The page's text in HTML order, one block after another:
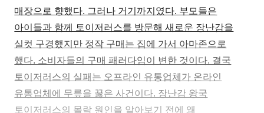
매장으로 향했다. 그러나 거기까지였다. 부모들은
아이들과 함께 토이저러스를 방문해 새로운 장난감을
실컷 구경했지만 정작 구매는 집에 가서 아마존으로
했다. 소비자들의 구매 패러다임이 변한 것이다. 결국
토이저러스의 실패는 오프라인 유통업체가 온라인
유통업체에 무릎을 꿇은 사건이다. 장난감 왕국
토이저러스의 몰락 원인을 알아보기 전에 왜